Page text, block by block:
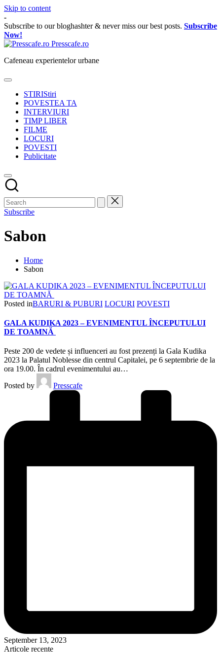
Skip to content
-
Subscribe to our bloghashter & never miss our best posts. Subscribe
Now!
Presscafe.ro
Cafeneau experientelor urbane
STIRIStiri
POVESTEA TA
INTERVIURI
TIMP LIBER
FILME
LOCURI
POVESTI
Publicitate
Subscribe
Sabon
Home
Sabon
Posted inBARURI & PUBURI LOCURI POVESTI
GALA KUDIKA 2023 – EVENIMENTUL ÎNCEPUTULUI
DE TOAMNĂ
Peste 200 de vedete și influenceri au fost prezenți la Gala Kudika
2023 la Palatul Noblesse din centrul Capitalei, pe 6 septembrie de la
ora 19.00. În cadrul evenimentului au…
Posted by
Presscafe
September 13, 2023
Articole recente